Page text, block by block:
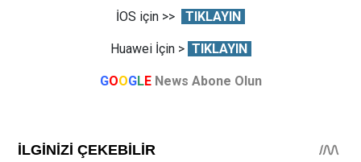
İOS için >> TIKLAYIN
Huawei İçin > TIKLAYIN
GOOGLE News Abone Olun